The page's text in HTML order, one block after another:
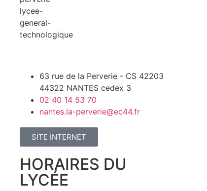
63 rue de la Perverie - CS 42203
44322 NANTES cedex 3
02 40 14 53 70
nantes.la-perverie@ec44.fr
SITE INTERNET
HORAIRES DU
LYCÉE